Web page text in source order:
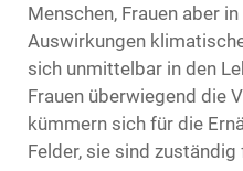
Menschen, Frauen aber
Auswirkungen
sich unmittelbar in den
Frauen überwiegend die
kümmern sich für die
Felder, sie sind